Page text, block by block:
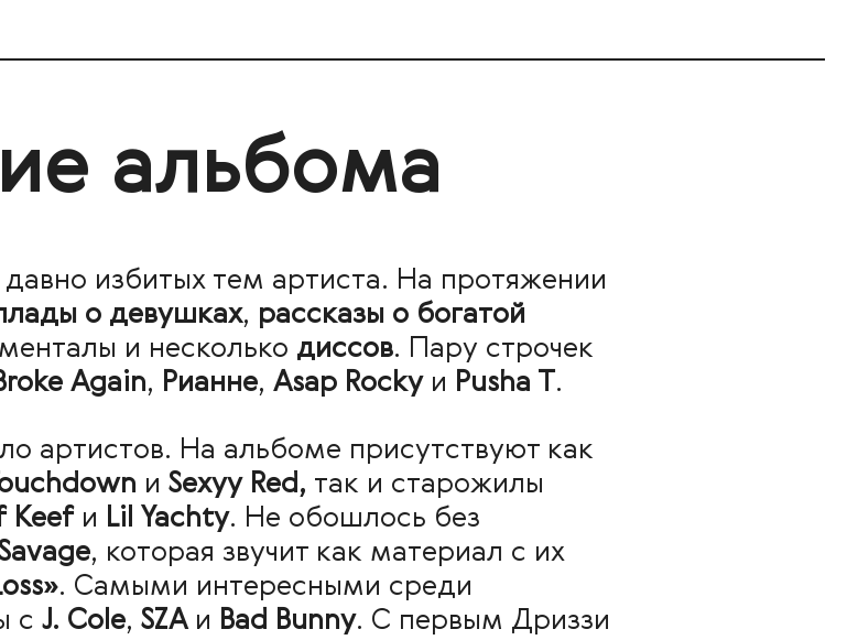
альбома
давно избитых тем артиста. На протяжении
о девушках, рассказы о богатой
и несколько диссов. Пару строчек
Again, Рианне, Asap Rockyи Pusha T .
артистов. На альбоме присутствуют как
и Sexyy Red, так и старожилы
Keef и Lil Yachty. Не обошлось без
, которая звучит как материал с их
. Самыми интересными среди
с J. Cole, SZAи Bad Bunny. С первым Дриззи